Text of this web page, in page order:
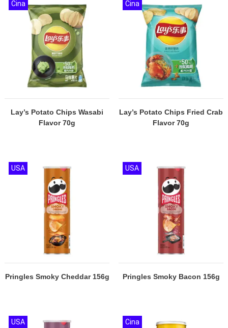
Lay’s Potato Chips Wasabi
Flavor 70g
Cina
Lay’s Potato Chips Fried Crab
Flavor 70g
Cina
Pringles Smoky Cheddar 156g
USA
Pringles Smoky Bacon 156g
USA
USA Cina